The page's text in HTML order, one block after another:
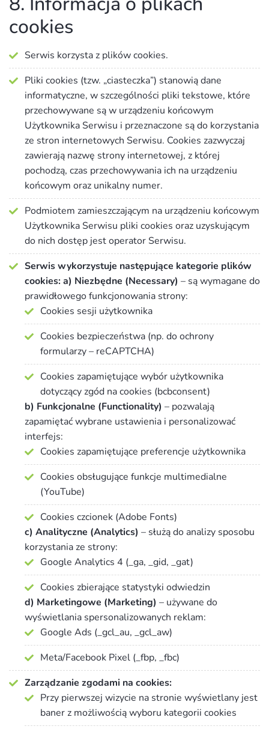
cookies
Serwis korzysta z plików cookies.
Pliki cookies (tzw. „ciasteczka”) stanowią dane
informatyczne, w szczególności pliki tekstowe, które
przechowywane są w urządzeniu końcowym
Użytkownika Serwisu i przeznaczone są do korzystania
ze stron internetowych Serwisu. Cookies zazwyczaj
zawierają nazwę strony internetowej, z której
pochodzą, czas przechowywania ich na urządzeniu
końcowym oraz unikalny numer.
Podmiotem zamieszczającym na urządzeniu końcowym
Użytkownika Serwisu pliki cookies oraz uzyskującym
do nich dostęp jest operator Serwisu.
Serwis wykorzystuje następujące kategorie plików
cookies:a) Niezbędne (Necessary) – są wymagane do
prawidłowego funkcjonowania strony:
Cookies sesji użytkownika
Cookies bezpieczeństwa (np. do ochrony
formularzy – reCAPTCHA)
Cookies zapamiętujące wybór użytkownika
dotyczący zgód na cookies (bcbconsent)
b) Funkcjonalne (Functionality) – pozwalają
zapamiętać wybrane ustawienia i personalizować
interfejs:
Cookies zapamiętujące preferencje użytkownika
Cookies obsługujące funkcje multimedialne
(YouTube)
Cookies czcionek (Adobe Fonts)
c) Analityczne (Analytics) – służą do analizy sposobu
korzystania ze strony:
Google Analytics 4 (_ga, _gid, _gat)
Cookies zbierające statystyki odwiedzin
d) Marketingowe (Marketing) – używane do
wyświetlania spersonalizowanych reklam:
Google Ads (_gcl_au, _gcl_aw)
Meta/Facebook Pixel (_fbp, _fbc)
Zarządzanie zgodami na cookies:
Przy pierwszej wizycie na stronie wyświetlany jest
baner z możliwością wyboru kategorii cookies